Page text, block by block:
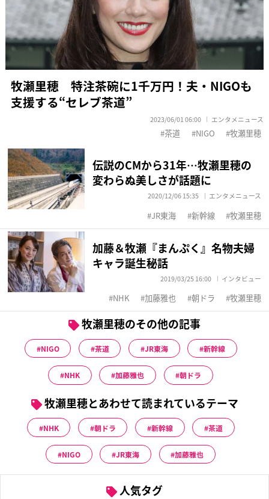
牧瀬里穂 特注茶碗に1千万円！夫・NIGOも
支援する“セレブ茶道”
2023/06/01 06:00 エンタメニュース
茶道 NIGO 牧瀬里穂
伝説のCMから31年…牧瀬里穂の
変わらぬ美しさが話題に
2020/12/06 15:35 エンタメニュース
JR東海 新幹線 牧瀬里穂
加藤＆牧瀬『まんぷく』名物夫婦
キャラ誕生秘話
2019/03/25 16:00 インタビュー
NHK 加藤雅也 朝ドラ 牧瀬里穂
牧瀬里穂のその他の記事
NIGO 茶道 JR東海 新幹線
NHK 加藤雅也 朝ドラ
牧瀬里穂とあわせて読まれているテーマ
NHK 朝ドラ 新幹線 茶道
NIGO JR東海 加藤雅也
人気タグ